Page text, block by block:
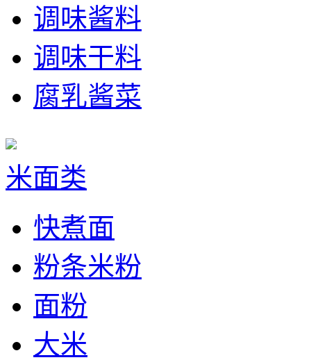
调味酱料
调味干料
腐乳酱菜
米面类
快煮面
粉条米粉
面粉
大米